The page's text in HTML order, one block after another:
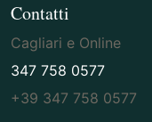
Contatti
Cagliari e Online
347 758 0577
+39 347 758 0577